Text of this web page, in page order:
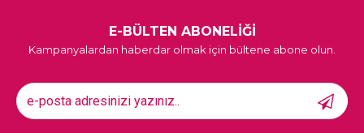
E-BÜLTEN ABONELİĞİ
Kampanyalardan haberdar olmak için bültene abone olun.